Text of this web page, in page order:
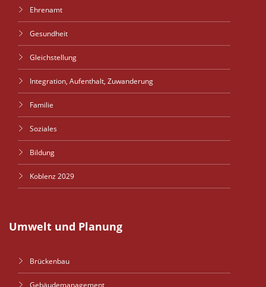
Ehrenamt
Gesundheit
Gleichstellung
Integration, Aufenthalt, Zuwanderung
Familie
Soziales
Bildung
Koblenz 2029
Umwelt und Planung
Brückenbau
Gebäudemanagement